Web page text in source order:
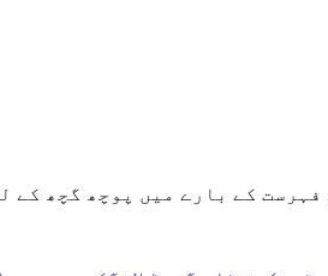
میں پوچھ گچھ کے لئے، براہ کرم ہمیں